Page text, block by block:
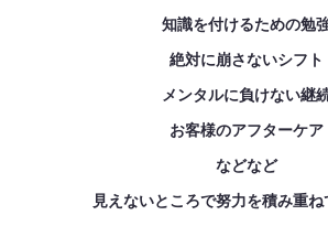
知識を付けるための勉
絶対に崩さないシフト
メンタルに負けない継
お客様のアフターケア
などなど
見えないところで努力を積み重ね